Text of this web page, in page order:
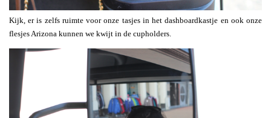
Kijk, er is zelfs ruimte voor onze tasjes in het dashboardkastje en ook onze
flesjes Arizona kunnen we kwijt in de cupholders.